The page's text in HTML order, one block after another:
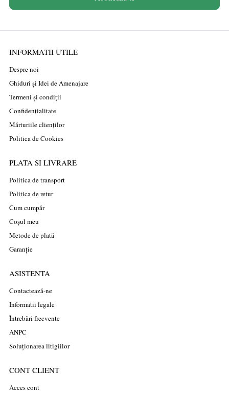
INFORMATII UTILE
Despre noi
Ghiduri și Idei de Amenajare
Termeni și condiții
Confidențialitate
Mărturiile clienților
Politica de Cookies
PLATA SI LIVRARE
Politica de transport
Politica de retur
Cum cumpăr
Coșul meu
Metode de plată
Garanție
ASISTENTA
Contactează-ne
Informatii legale
Întrebări frecvente
ANPC
Soluționarea litigiilor
CONT CLIENT
Acces cont